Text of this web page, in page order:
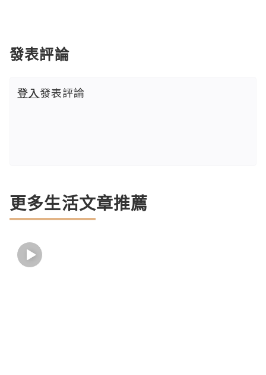
發表評論
登入發表評論
更多生活文章推薦